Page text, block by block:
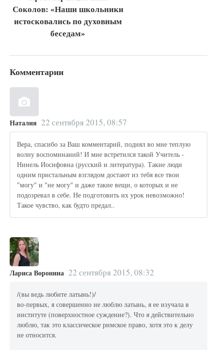
Соколов: «Наши школьники
истосковались по духовным
беседам»
Комментарии
Наталия 22 сентября 2015, 08:57
Вера, спасибо за Ваш комментарий, поднял во мне теплую
волну воспоминаний! И мне встретился такой Учитель -
Нинель Иосифовна (русский и литература). Такие люди
одним пристальным взглядом достают из тебя все твои
"могу" и "не могу" и даже такие вещи, о которых и не
подозревал в себе. Не подготовить их урок невозможно!
Такое чувство, как будто предал..
Лариса Воронина 22 сентября 2015, 08:32
/(вы ведь любите латынь!)/
во-первых, я совершенно не люблю латынь, я ее изучала в
институте (поверхностное суждение?). Что я действительно
люблю, так это классическое римское право, хотя это к делу
не относится.